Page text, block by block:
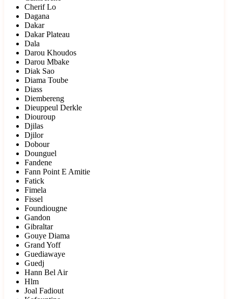
Cherif Lo
Dagana
Dakar
Dakar Plateau
Dala
Darou Khoudos
Darou Mbake
Diak Sao
Diama Toube
Diass
Diembereng
Dieuppeul Derkle
Diouroup
Djilas
Djilor
Dobour
Dounguel
Fandene
Fann Point E Amitie
Fatick
Fimela
Fissel
Foundiougne
Gandon
Gibraltar
Gouye Diama
Grand Yoff
Guediawaye
Guedj
Hann Bel Air
Hlm
Joal Fadiout